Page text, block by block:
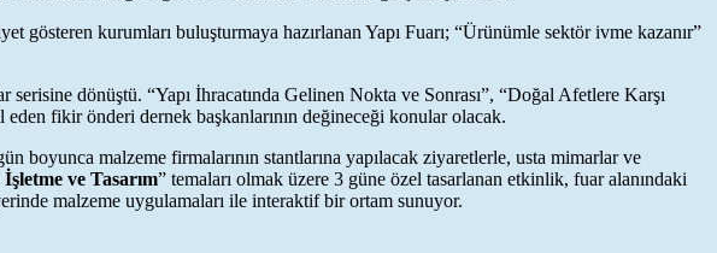
kurumları buluşturmaya hazırlanan Yapı Fuarı; “Ürünümle sektör ivme kazanır”
dönüştü. “Yapı İhracatında Gelinen Nokta ve Sonrası”, “Doğal Afetlere Karşı
fikir önderi dernek başkanlarının değineceği konular olacak.
boyunca malzeme firmalarının stantlarına yapılacak ziyaretlerle, usta mimarlar ve
ve Tasarım” temaları olmak üzere 3 güne özel tasarlanan etkinlik, fuar alanındaki
malzeme uygulamaları ile interaktif bir ortam sunuyor.